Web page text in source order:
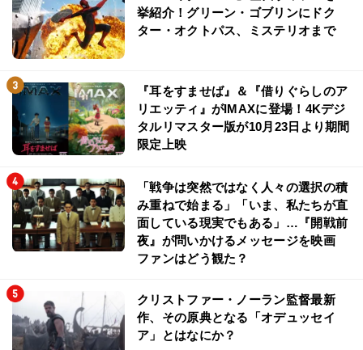
挙紹介！グリーン・ゴブリンにドク
ター・オクトパス、ミステリオまで
『耳をすませば』＆『借りぐらしのア
リエッティ』がIMAXに登場！4Kデジ
タルリマスター版が10月23日より期間
限定上映
「戦争は突然ではなく人々の選択の積
み重ねで始まる」「いま、私たちが直
面している現実でもある」…『開戦前
夜』が問いかけるメッセージを映画
ファンはどう観た？
クリストファー・ノーラン監督最新
作、その原典となる「オデュッセイ
ア」とはなにか？